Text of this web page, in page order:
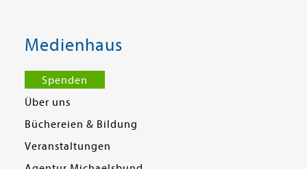
Medienhaus
Spenden
Über uns
Büchereien & Bildung
Veranstaltungen